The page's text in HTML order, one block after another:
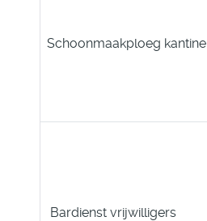
Schoonmaakploeg kantine
Bardienst vrijwilligers